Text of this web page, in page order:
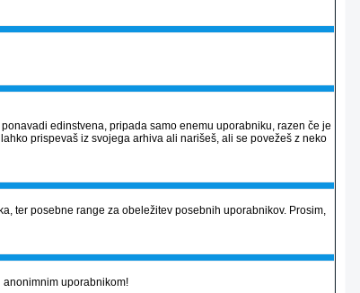
edinstvena, pripada samo enemu uporabniku, razen če je
prispevaš iz svojega arhiva ali narišeš, ali se povežeš z neko
ter posebne range za obeležitev posebnih uporabnikov. Prosim,
uporabnikom!